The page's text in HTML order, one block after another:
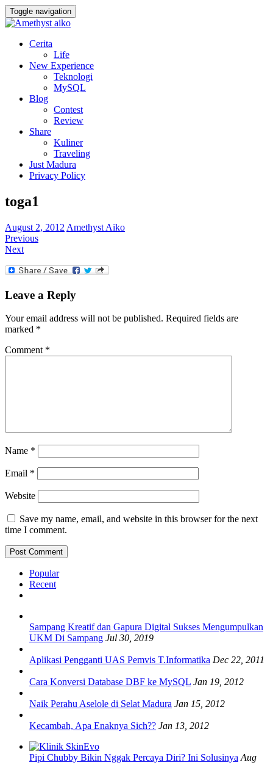
Toggle navigation
Cerita
Life
New Experience
Teknologi
MySQL
Blog
Contest
Review
Share
Kuliner
Traveling
Just Madura
Privacy Policy
toga1
August 2, 2012 Amethyst Aiko
Previous
Next
Leave a Reply
Your email address will not be published. Required fields are
marked *
Comment *
Name *
Email *
Website
Save my name, email, and website in this browser for the next
time I comment.
Popular
Recent
Sampang Kreatif dan Gapura Digital Sukses Mengumpulkan
UKM Di Sampang Jul 30, 2019
Aplikasi Pengganti UAS Pemvis T.Informatika Dec 22, 2011
Cara Konversi Database DBF ke MySQL Jan 19, 2012
Naik Perahu Aselole di Selat Madura Jan 15, 2012
Kecambah, Apa Enaknya Sich?? Jan 13, 2012
Pipi Chubby Bikin Nggak Percaya Diri? Ini Solusinya Aug